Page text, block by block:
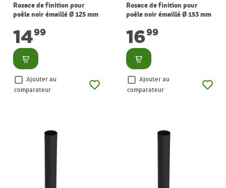
Rosace de finition pour
poêle noir émaillé Ø 125 mm
1499
Consulter
Ajouter au
comparateur
Rosace de finition pour
poêle noir émaillé Ø 153 mm
1699
Consulter
Ajouter au
comparateur